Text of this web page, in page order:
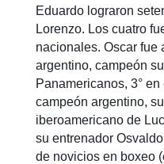
Eduardo lograron
Lorenzo. Los cuatro
nacionales. Oscar fue
argentino, campeón
Panamericanos, 3°
campeón argentino,
iberoamericano de
su entrenador
de novicios en boxeo